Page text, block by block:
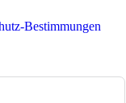
Bestimmungen